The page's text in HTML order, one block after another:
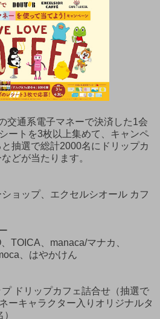
交通系電子マネーで決済した1会
ートを3枚以上集めて、キャンペ
抽選で総計2000名にドリップカ
どが当たります。
ョップ、エクセルシオール カフ
TOICA、manaca/マナカ、
、はやかけん
ドリップカフェ詰合せ（抽選で
ーキャラクター入りオリジナルタ